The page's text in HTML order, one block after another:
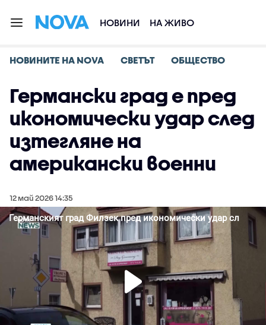
НОВИНИ НА ЖИВО
НОВИНИТЕ НА NOVA СВЕТЪТ ОБЩЕСТВО
Германски град е пред
икономически удар след
изтегляне на
американски военни
12 май 2026 14:35